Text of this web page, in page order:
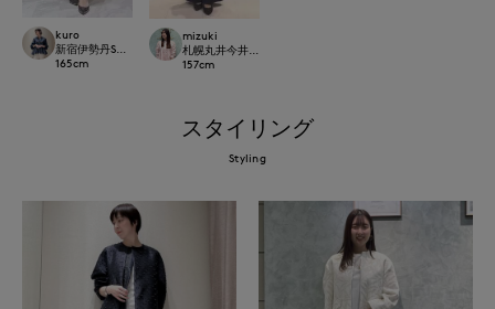
kuro
新宿伊勢丹SUPERIOR CLOSET
165cm
mizuki
札幌丸井今井SUPERIOR CLOSET
157cm
スタイリング
Styling